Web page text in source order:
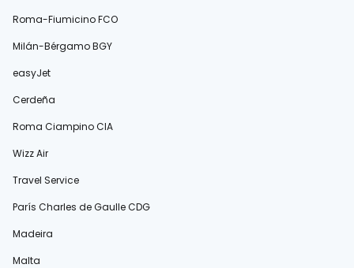
Roma-Fiumicino FCO
Milán-Bérgamo BGY
easyJet
Cerdeña
Roma Ciampino CIA
Wizz Air
Travel Service
París Charles de Gaulle CDG
Madeira
Malta